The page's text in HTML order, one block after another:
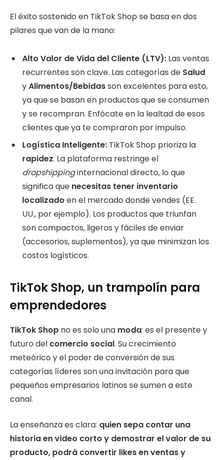
El éxito sostenido en TikTok Shop se basa en dos
pilares que van de la mano:
Alto Valor de Vida del Cliente (LTV): Las ventas
recurrentes son clave. Las categorías de Salud
yAlimentos/Bebidasson excelentes para esto,
ya que se basan en productos que se consumen
y se recompran. Enfócate en la lealtad de esos
clientes que ya te compraron por impulso.
Logística Inteligente: TikTok Shop prioriza la
rapidez. La plataforma restringe el
dropshippinginternacional directo, lo que
significa que necesitas tener inventario
localizado en el mercado donde vendes (EE.
UU., por ejemplo). Los productos que triunfan
son compactos, ligeros y fáciles de enviar
(accesorios, suplementos), ya que minimizan los
costos logísticos.
TikTok Shop, un trampolín para
emprendedores
TikTok Shop no es solo una moda: es el presente y
futuro del comercio social. Su crecimiento
meteórico y el poder de conversión de sus
categorías líderes son una invitación para que
pequeños empresarios latinos se sumen a este
canal.
La enseñanza es clara: quien sepa contar una
historia en video corto y demostrar el valor de su
producto, podrá convertir likes en ventas y